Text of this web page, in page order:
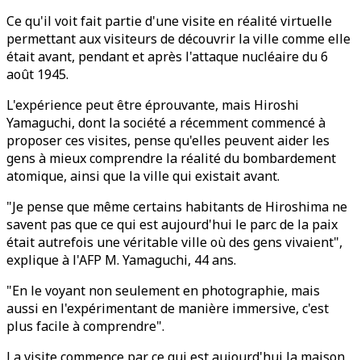
Ce qu'il voit fait partie d'une visite en réalité virtuelle
permettant aux visiteurs de découvrir la ville comme elle
était avant, pendant et après l'attaque nucléaire du 6
août 1945.
L'expérience peut être éprouvante, mais Hiroshi
Yamaguchi, dont la société a récemment commencé à
proposer ces visites, pense qu'elles peuvent aider les
gens à mieux comprendre la réalité du bombardement
atomique, ainsi que la ville qui existait avant.
"Je pense que même certains habitants de Hiroshima ne
savent pas que ce qui est aujourd'hui le parc de la paix
était autrefois une véritable ville où des gens vivaient",
explique à l'AFP M. Yamaguchi, 44 ans.
"En le voyant non seulement en photographie, mais
aussi en l'expérimentant de manière immersive, c'est
plus facile à comprendre".